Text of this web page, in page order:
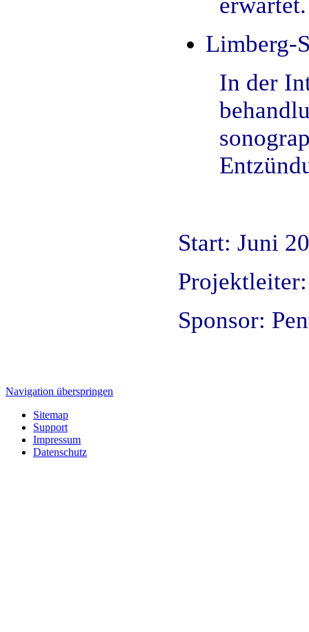
Limberg-
In der
Start: Juni
Sponsor:
Navigation überspringen
Sitemap
Support
Impressum
Datenschutz